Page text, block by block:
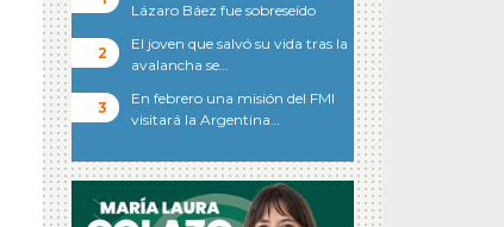
Lázaro Báez fue sobreseído
El joven que salvó su vida tras la
avalancha se…
En febrero una misión del FMI
visitará la Argentina…